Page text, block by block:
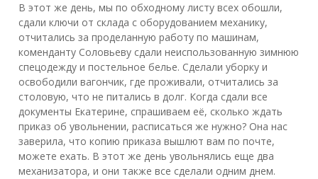
В этот же день, мы по обходному листу всех обошли,
сдали ключи от склада с оборудованием механику,
отчитались за проделанную работу по машинам,
коменданту Соловьеву сдали неиспользованную зимнюю
спецодежду и постельное белье. Сделали уборку и
освободили вагончик, где проживали, отчитались за
столовую, что не питались в долг. Когда сдали все
документы Екатерине, спрашиваем её, сколько ждать
приказ об увольнении, расписаться же нужно? Она нас
заверила, что копию приказа вышлют вам по почте,
можете ехать. В этот же день увольнялись еще два
механизатора, и они также все сделали одним днем.